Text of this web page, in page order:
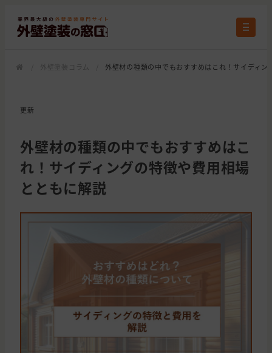
外壁材の種類の中でもおすすめはこれ！サイディ
更新
外壁材の種類の中でもおすすめはこ
れ！サイディングの特徴や費用相場
とともに解説